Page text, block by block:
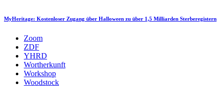
MyHeritage: Kostenloser Zugang über Halloween zu über 1,5 Milliarden Sterberegistern
Zoom
ZDF
YHRD
Wortherkunft
Workshop
Woodstock